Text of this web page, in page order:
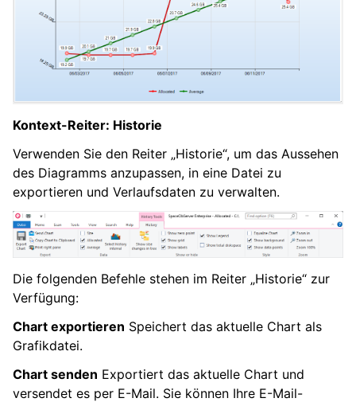
Kontext-Reiter: Historie
Verwenden Sie den Reiter „Historie“, um das Aussehen
des Diagramms anzupassen, in eine Datei zu
exportieren und Verlaufsdaten zu verwalten.
Die folgenden Befehle stehen im Reiter „Historie“ zur
Verfügung:
Chart exportieren Speichert das aktuelle Chart als
Grafikdatei.
Chart senden Exportiert das aktuelle Chart und
versendet es per E-Mail. Sie können Ihre E-Mail-